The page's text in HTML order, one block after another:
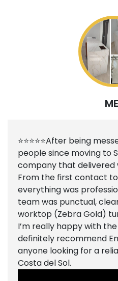
⭐⭐⭐⭐⭐After being
people since moving to
company that delivered
From the first contact
everything was
team was punctual,
worktop (Zebra Gold)
I’m really happy with
definitely recommend
anyone looking for a
Costa del Sol.